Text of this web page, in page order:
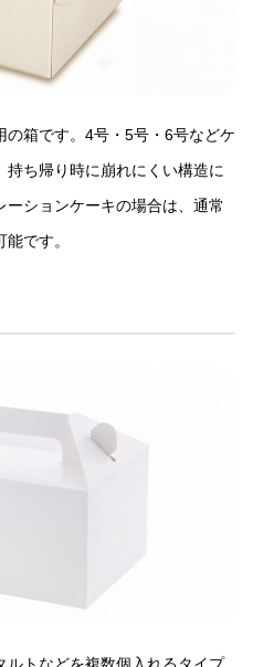
箱です。4号・5号・6号などケ
ち帰り時に崩れにくい構造に
ションケーキの場合は、通常
です。